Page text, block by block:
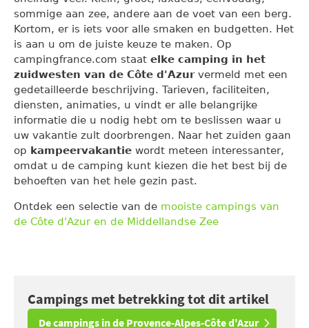
sommige aan zee, andere aan de voet van een berg.
Kortom, er is iets voor alle smaken en budgetten. Het
is aan u om de juiste keuze te maken. Op
campingfrance.com staat elke camping in het
zuidwesten van de Côte d'Azurvermeld met een
gedetailleerde beschrijving. Tarieven, faciliteiten,
diensten, animaties, u vindt er alle belangrijke
informatie die u nodig hebt om te beslissen waar u
uw vakantie zult doorbrengen. Naar het zuiden gaan
op kampeervakantie wordt meteen interessanter,
omdat u de camping kunt kiezen die het best bij de
behoeften van het hele gezin past.
Ontdek een selectie van de mooiste campings van
de Côte d'Azur en de Middellandse Zee
Campings met betrekking tot dit artikel
De campings in de Provence-Alpes-Côte d'Azur